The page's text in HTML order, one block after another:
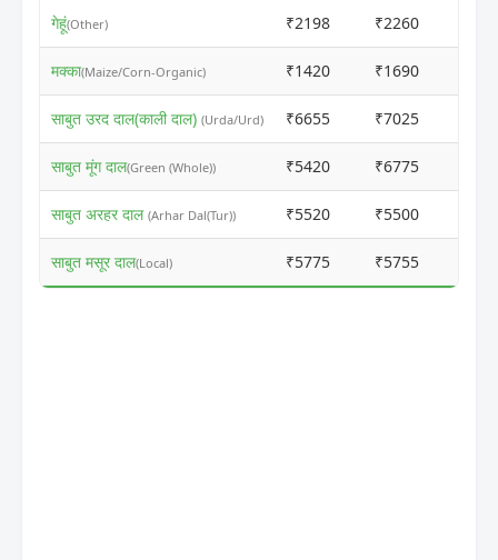
गेहूं(Other) ₹2198 ₹2260
मक्का(Maize/Corn-Organic) ₹1420 ₹1690
साबुत उरद दाल(काली दाल) (Urda/Urd) ₹6655 ₹7025
साबुत मूंग दाल(Green (Whole)) ₹5420 ₹6775
साबुत अरहर दाल (Arhar Dal(Tur)) ₹5520 ₹5500
साबुत मसूर दाल(Local) ₹5775 ₹5755